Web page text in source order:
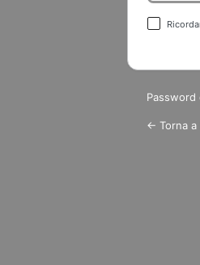
Password
← Torna a